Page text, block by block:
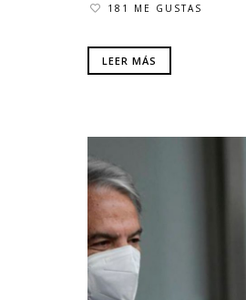
181 ME GUSTAS
LEER MÁS